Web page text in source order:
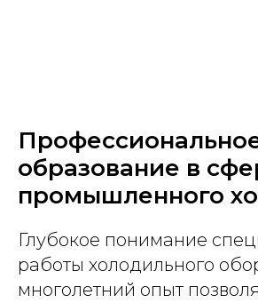
образование в
промышленного
Глубокое понимание
работы холодильного
многолетний опыт